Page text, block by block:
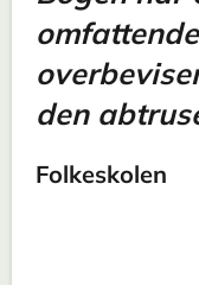
den
Folkeskolen